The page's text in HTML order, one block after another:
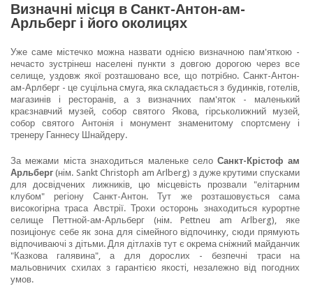
Визначні місця в Санкт-Антон-ам-
Арльберг і його околицях
Уже саме містечко можна назвати однією визначною пам'яткою -
нечасто зустрінеш населені пункти з довгою дорогою через все
селище, уздовж якої розташовано все, що потрібно. Санкт-Антон-
ам-Арлберг - це суцільна смуга, яка складається з будинків, готелів,
магазинів і ресторанів, а з визначних пам'яток - маленький
краєзнавчий музей, собор святого Якова, гірськолижний музей,
собор святого Антонія і монумент знаменитому спортсмену і
тренеру Ганнесу Шнайдеру.
За межами міста знаходиться маленьке селоСанкт-Крістоф ам
Арльберг(нім. Sankt Christoph am Arlberg) з дуже крутими спусками
для досвідчених лижників, цю місцевість прозвали "елітарним
клубом" регіону Санкт-Антон. Тут же розташовується сама
високогірна траса Австрії. Трохи осторонь знаходиться курортне
селище Петтной-ам-Арльберг (нім. Pettneu am Arlberg), яке
позиціонує себе як зона для сімейного відпочинку, сюди прямують
відпочиваючі з дітьми. Для дітлахів тут є окрема сніжний майданчик
"Казкова галявина", а для дорослих - безпечні траси на
мальовничих схилах з гарантією якості, незалежно від погодних
умов.